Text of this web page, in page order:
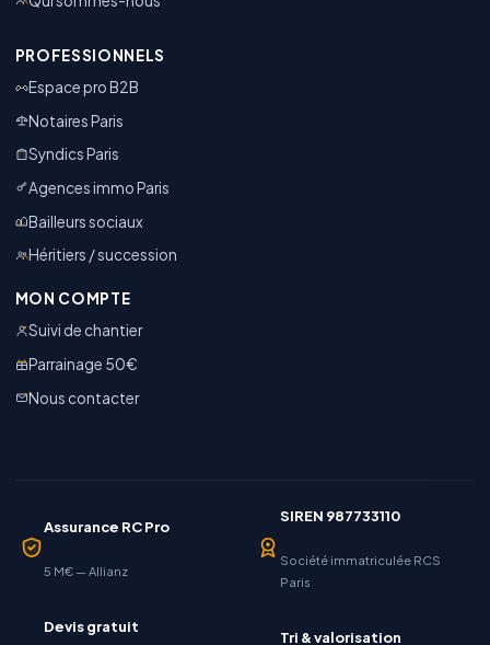
PROFESSIONNELS
Espace pro B2B
Notaires Paris
Syndics Paris
Agences immo Paris
Bailleurs sociaux
Héritiers / succession
MON COMPTE
Suivi de chantier
Parrainage 50€
Nous contacter
Assurance RC Pro
5 M€ — Allianz
SIREN 987733110
Société immatriculée RCS
Paris
Devis gratuit
Tri & valorisation